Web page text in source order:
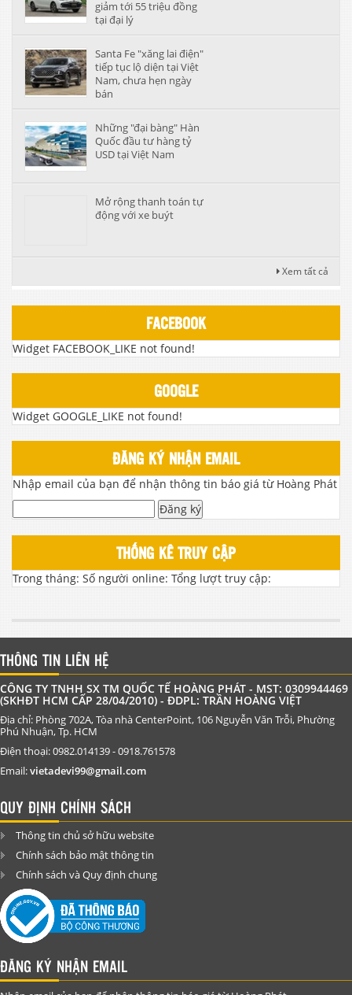
giảm tới 55 triệu đồng
tại đại lý
Santa Fe "xăng lai điện"
tiếp tục lộ diện tại Việt
Nam, chưa hẹn ngày
bán
Những "đại bàng" Hàn
Quốc đầu tư hàng tỷ
USD tại Việt Nam
Mở rộng thanh toán tự
động với xe buýt
Xem tất cả
FACEBOOK
Widget FACEBOOK_LIKE not found!
GOOGLE
Widget GOOGLE_LIKE not found!
ĐĂNG KÝ NHẬN EMAIL
Nhập email của bạn để nhận thông tin báo giá từ Hoàng Phát
Đăng ký
THỐNG KÊ TRUY CẬP
Trong tháng: Số người online: Tổng lượt truy cập:
THÔNG TIN LIÊN HỆ
CÔNG TY TNHH SX TM QUỐC TẾ HOÀNG PHÁT - MST: 0309944469
(SKHĐT HCM CẤP 28/04/2010) - ĐDPL: TRẦN HOÀNG VIỆT
Địa chỉ: Phòng 702A, Tòa nhà CenterPoint, 106 Nguyễn Văn Trỗi, Phường
Phú Nhuận, Tp. HCM
Điện thoại: 0982.014139 - 0918.761578
Email:vietadevi99@gmail.com
QUY ĐỊNH CHÍNH SÁCH
Thông tin chủ sở hữu website
Chính sách bảo mật thông tin
Chính sách và Quy định chung
ĐĂNG KÝ NHẬN EMAIL